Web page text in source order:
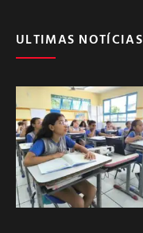
ULTIMAS NOTÍCIAS